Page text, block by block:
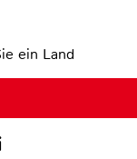
ein Land